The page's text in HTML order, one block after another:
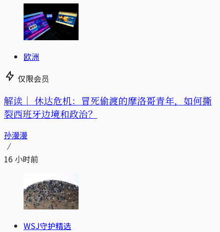
欧洲
仅限会员
解读｜ 休达危机：冒死偷渡的摩洛哥青年，如何撕
裂西班牙边境和政治？
孙漫漫
16 小时前
WSJ守护精选